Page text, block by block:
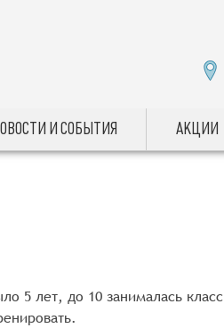
И СОБЫТИЯ АКЦИИ
5 лет, до 10 занималась